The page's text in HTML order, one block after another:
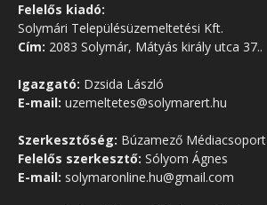
Felelős kiadó:
Solymári Településüzemeltetési Kft.
Cím: 2083 Solymár, Mátyás király utca 37..
Igazgató: Dzsida László
E-mail: uzemeltetes@solymarert.hu
Szerkesztőség: Búzamező Médiacsoport
Felelős szerkesztő: Sólyom Ágnes
E-mail: solymaronline.hu@gmail.com